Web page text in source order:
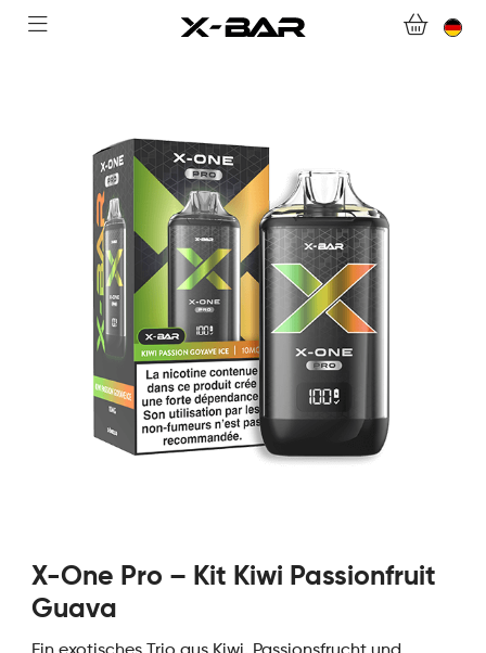
COLLECTIONS
KONTAKTIERE UNS.
WERDEN SIE X-BAR-GROSSHÄNDLER
MEIN KONTO
X-One Pro – Kit Kiwi Passionfruit
Guava